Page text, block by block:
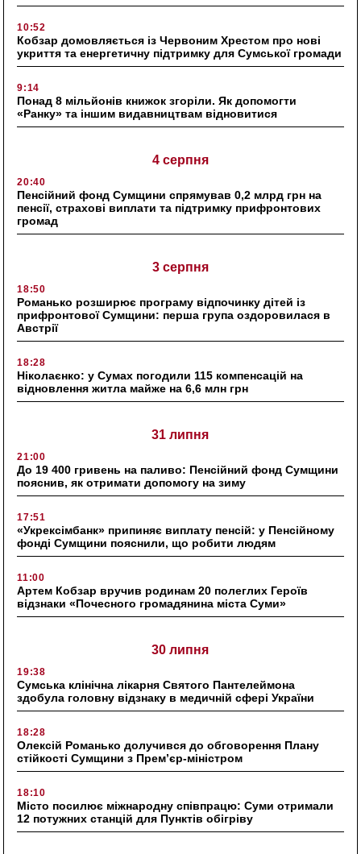
10:52
Кобзар домовляється із Червоним Хрестом про нові
укриття та енергетичну підтримку для Сумської громади
9:14
Понад 8 мільйонів книжок згоріли. Як допомогти
«Ранку» та іншим видавництвам відновитися
4 серпня
20:40
Пенсійний фонд Сумщини спрямував 0,2 млрд грн на
пенсії, страхові виплати та підтримку прифронтових
громад
3 серпня
18:50
Романько розширює програму відпочинку дітей із
прифронтової Сумщини: перша група оздоровилася в
Австрії
18:28
Ніколаєнко: у Сумах погодили 115 компенсацій на
відновлення житла майже на 6,6 млн грн
31 липня
21:00
До 19 400 гривень на паливо: Пенсійний фонд Сумщини
пояснив, як отримати допомогу на зиму
17:51
«Укрексімбанк» припиняє виплату пенсій: у Пенсійному
фонді Сумщини пояснили, що робити людям
11:00
Артем Кобзар вручив родинам 20 полеглих Героїв
відзнаки «Почесного громадянина міста Суми»
30 липня
19:38
Сумська клінічна лікарня Святого Пантелеймона
здобула головну відзнаку в медичній сфері України
18:28
Олексій Романько долучився до обговорення Плану
стійкості Сумщини з Прем’єр-міністром
18:10
Місто посилює міжнародну співпрацю: Суми отримали
12 потужних станцій для Пунктів обігріву